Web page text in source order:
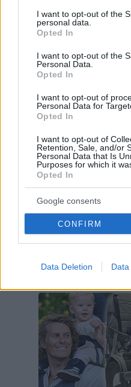
not limited to your visit or
grant or deny consent to
use your data for below
consent section.
I want to opt-out of the
personal data.
Opted In
I want to opt-out of the
Personal Data.
Opted In
I want to opt-out of
Personal Data for
Opted In
I want to opt-out of
Retention, Sale, and/or
Personal Data that Is
Purposes for which it
Opted In
Google consents
CONFIRM
Data Deletion Data
Hirdetés